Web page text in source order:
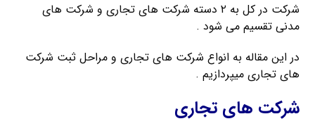
شرکت در کل به ۲ دسته شرکت های تجاری و شرکت های
مدنی تقسیم می شود .
در این مقاله به انواع شرکت های تجاری و مراحل ثبت شرکت
های تجاری میپردازیم .
شرکت های تجاری